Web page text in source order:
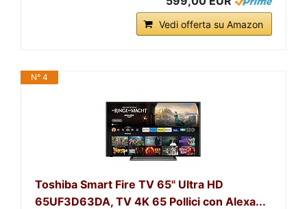
Vedi offerta su Amazon
N° 4
Toshiba Smart Fire TV 65" Ultra HD
65UF3D63DA, TV 4K 65 Pollici con Alexa...